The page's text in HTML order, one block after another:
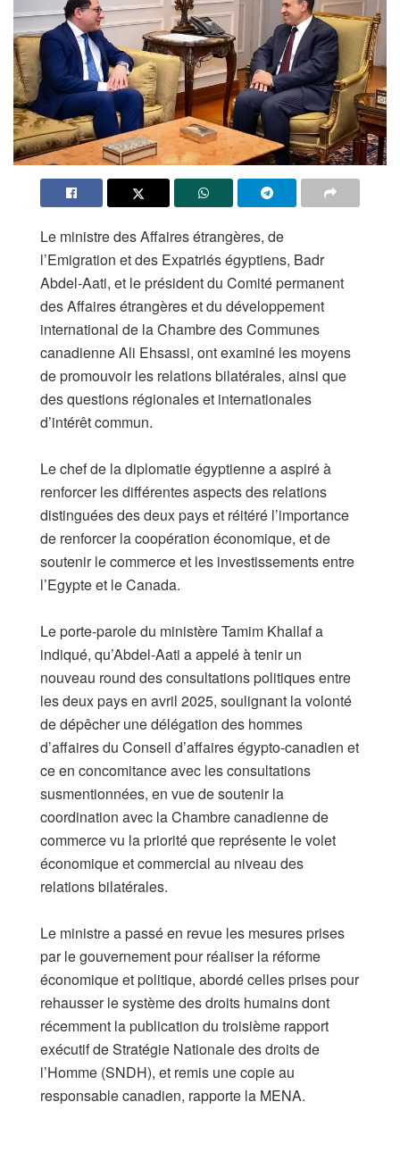
Le ministre des Affaires étrangères, de
l’Emigration et des Expatriés égyptiens, Badr
Abdel-Aati, et le président du Comité permanent
des Affaires étrangères et du développement
international de la Chambre des Communes
canadienne Ali Ehsassi, ont examiné les moyens
de promouvoir les relations bilatérales, ainsi que
des questions régionales et internationales
d’intérêt commun.
Le chef de la diplomatie égyptienne a aspiré à
renforcer les différentes aspects des relations
distinguées des deux pays et réitéré l’importance
de renforcer la coopération économique, et de
soutenir le commerce et les investissements entre
l’Egypte et le Canada.
Le porte-parole du ministère Tamim Khallaf a
indiqué, qu’Abdel-Aati a appelé à tenir un
nouveau round des consultations politiques entre
les deux pays en avril 2025, soulignant la volonté
de dépêcher une délégation des hommes
d’affaires du Conseil d’affaires égypto-canadien et
ce en concomitance avec les consultations
susmentionnées, en vue de soutenir la
coordination avec la Chambre canadienne de
commerce vu la priorité que représente le volet
économique et commercial au niveau des
relations bilatérales.
Le ministre a passé en revue les mesures prises
par le gouvernement pour réaliser la réforme
économique et politique, abordé celles prises pour
rehausser le système des droits humains dont
récemment la publication du troisième rapport
exécutif de Stratégie Nationale des droits de
l’Homme (SNDH), et remis une copie au
responsable canadien, rapporte la MENA.